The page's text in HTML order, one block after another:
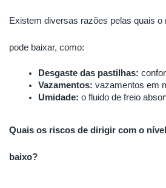
Existem diversas razões pelas quais o
pode baixar, como:
Desgaste das pastilhas:
Vazamentos: vazamentos em
Umidade: o fluido de freio
Quais os riscos de dirigir com o
baixo?